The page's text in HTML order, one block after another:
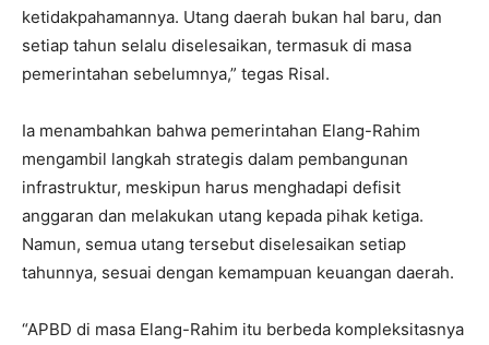
ketidakpahamannya. Utang daerah bukan hal baru, dan
setiap tahun selalu diselesaikan, termasuk di masa
pemerintahan sebelumnya,” tegas Risal.
Ia menambahkan bahwa pemerintahan Elang-Rahim
mengambil langkah strategis dalam pembangunan
infrastruktur, meskipun harus menghadapi defisit
anggaran dan melakukan utang kepada pihak ketiga.
Namun, semua utang tersebut diselesaikan setiap
tahunnya, sesuai dengan kemampuan keuangan daerah.
“APBD di masa Elang-Rahim itu berbeda kompleksitasnya